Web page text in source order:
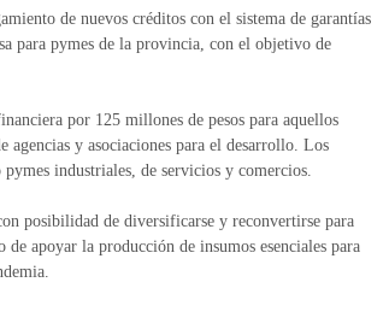
de nuevos créditos con el sistema de garantías
para pymes de la provincia, con el objetivo de
por 125 millones de pesos para aquellos
agencias y asociaciones para el desarrollo. Los
industriales, de servicios y comercios.
posibilidad de diversificarse y reconvertirse para
apoyar la producción de insumos esenciales para